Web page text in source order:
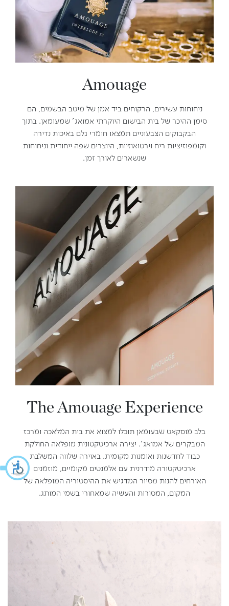
Amouage
ניחוחות עשירים, הרקוחים ביד אמן של מיטב הבשמים, הם
סימן ההיכר של בית הבישום היוקרתי אמואג' שמעומאן. בתוך
הבקבוקים הצבעוניים תמצאו חומרי גלם באיכות נדירה
וקומפוזיציות ריח וירטואוזיות, היוצרים שפה ייחודית וניחוחות
שנשארים לאורך זמן.
The Amouage Experience
בלב מוסקאט שבעומאן תוכלו למצוא את בית המלאכה ומרכז
המבקרים של אמואג'. יצירה ארכיטקטונית מופלאה החולקת
כבוד לחדשנות ואומנות מקומית. באוירה שלווה המשלבת
ארכיטקטורה מודרנית עם אלמנטים מקומיים, מוזמנים
האורחים להנות מסיור המדגיש את ההיסטוריה המופלאה של
המקום, המסורות והעשיה שמאחורי בשמי המותג.